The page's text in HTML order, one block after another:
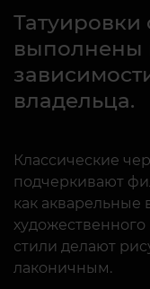
Татуировки
выполнены
владельца.
Классические
подчеркивают
как акварельные
стили делают
лаконичным.